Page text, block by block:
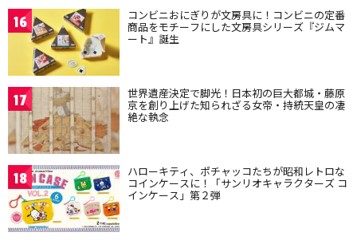
16 コンビニおにぎりが文房具に！コンビニの定番
商品をモチーフにした文房具シリーズ『ジムマ
ート』誕生
17 世界遺産決定で脚光！日本初の巨大都城・藤原
京を創り上げた知られざる女帝・持統天皇の凄
絶な執念
18 ハローキティ、ポチャッコたちが昭和レトロな
コインケースに！「サンリオキャラクターズ コ
インケース」第２弾